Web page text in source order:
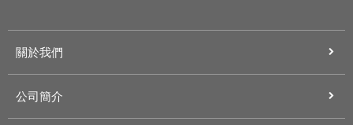
關於我們
公司簡介